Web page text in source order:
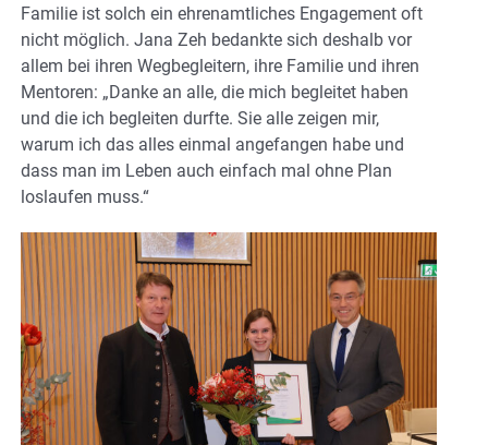
Familie ist solch ein ehrenamtliches Engagement oft
nicht möglich. Jana Zeh bedankte sich deshalb vor
allem bei ihren Wegbegleitern, ihre Familie und ihren
Mentoren: „Danke an alle, die mich begleitet haben
und die ich begleiten durfte. Sie alle zeigen mir,
warum ich das alles einmal angefangen habe und
dass man im Leben auch einfach mal ohne Plan
loslaufen muss.“